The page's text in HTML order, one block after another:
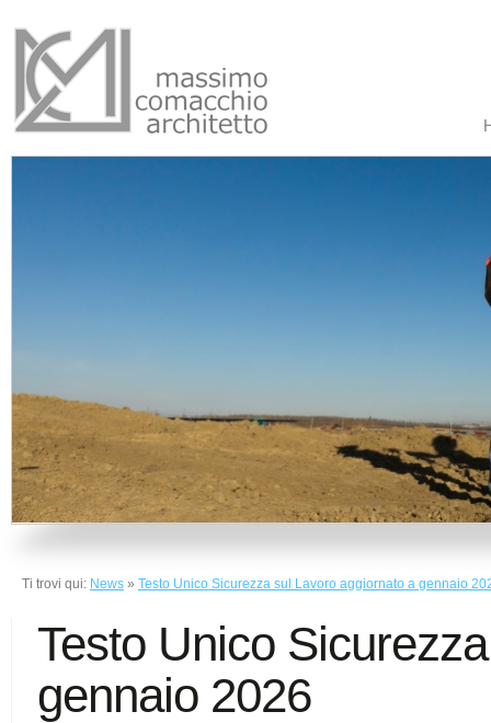
Ti trovi qui: News » Testo Unico Sicurezza sul Lavoro aggiornato a gennaio
Testo Unico
gennaio 2026